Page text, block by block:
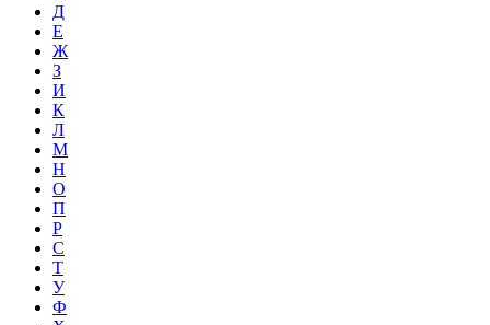
Д
Е
Ж
З
И
К
Л
М
Н
О
П
Р
С
Т
У
Ф